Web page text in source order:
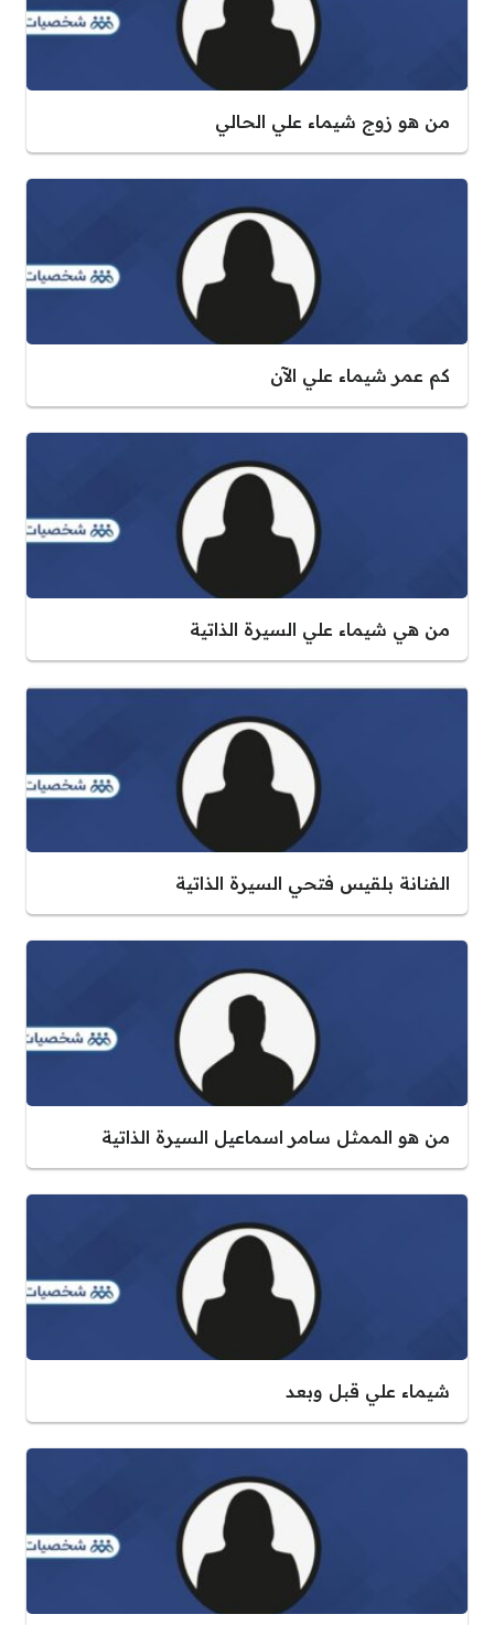
من هو زوج شيماء علي الحالي
كم عمر شيماء علي الآن
من هي شيماء علي السيرة الذاتية
الفنانة بلقيس فتحي السيرة الذاتية
من هو الممثل سامر اسماعيل السيرة الذاتية
شيماء علي قبل وبعد